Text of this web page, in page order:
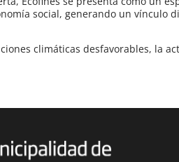
social, generando un vínculo
climáticas desfavorables, la